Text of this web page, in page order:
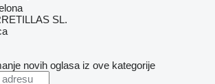
SL.
novih oglasa iz ove kategorije